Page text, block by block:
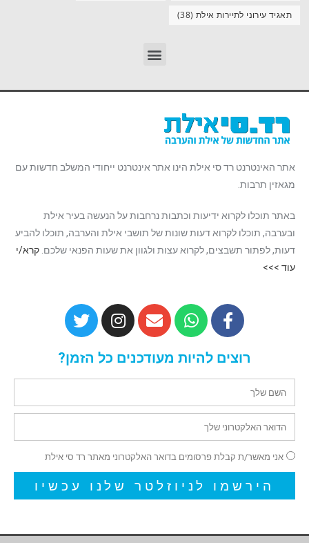
תאגיד עירוני לתיירות אילת (38)
אתר האינטרנט רד סי אילת הינו אתר אינטרנט ייחודי המשלב חדשות עם
מגאזין תרבות.
באתר תוכלו לקרוא ידיעות וכתבות נרחבות על הנעשה בעיר אילת
ובערבה, תוכלו לקרוא דעות שונות של תושבי אילת והערבה, תוכלו להביע
דעות, לפתור תשבצים, לקרוא עצות ולגוון את שעות הפנאי שלכם. קרא/י
עוד >>>
רוצים להיות מעודכנים כל הזמן?
אני מאשר/ת קבלת פרסומים בדואר האלקטרוני מאתר רד סי אילת
הירשמו לניוזלטר שלנו עכשיו